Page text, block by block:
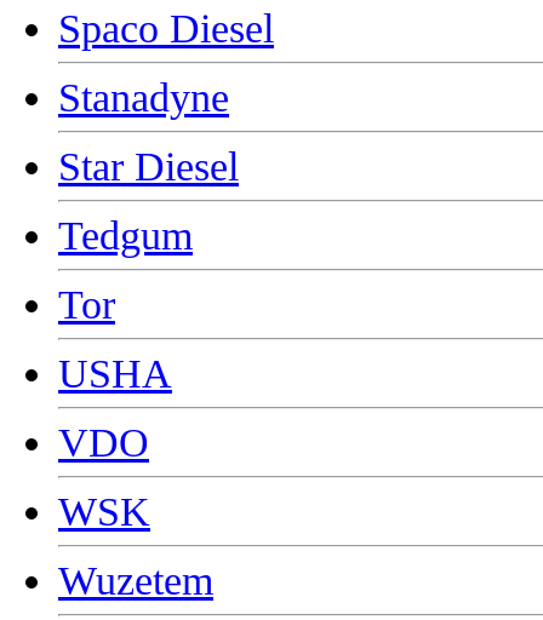
Spaco Diesel
Stanadyne
Star Diesel
Tedgum
Tor
USHA
VDO
WSK
Wuzetem